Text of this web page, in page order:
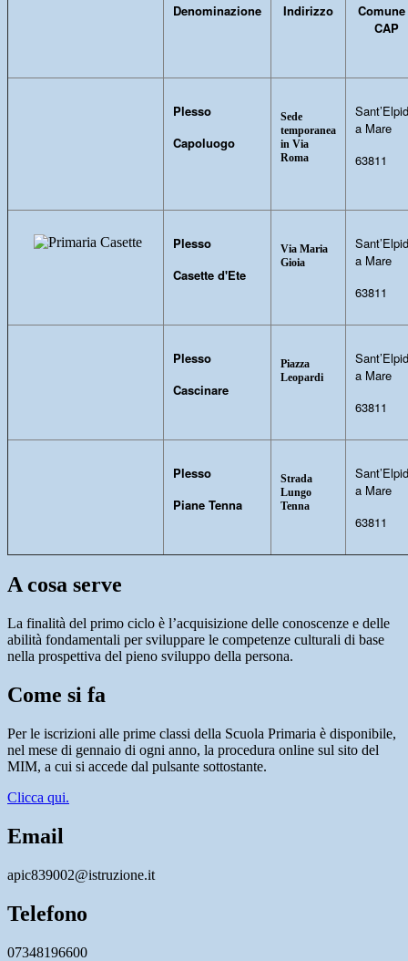
Denominazione Indirizzo
Comune
CAP
Plesso
Capoluogo
Sede
temporanea
in Via
Roma
a Mare
63811
Plesso
Casette d'Ete
Via Maria
Gioia
a Mare
63811
Plesso
Cascinare
Piazza
Leopardi
a Mare
63811
Plesso
Piane Tenna
Strada
Lungo
Tenna
a Mare
63811
A cosa serve
La finalità del primo ciclo è l’acquisizione delle conoscenze e delle
abilità fondamentali per sviluppare le competenze culturali di base
nella prospettiva del pieno sviluppo della persona.
Come si fa
Per le iscrizioni alle prime classi della Scuola Primaria è disponibile,
nel mese di gennaio di ogni anno, la procedura online sul sito del
MIM, a cui si accede dal pulsante sottostante.
Clicca qui.
Email
apic839002@istruzione.it
Telefono
07348196600